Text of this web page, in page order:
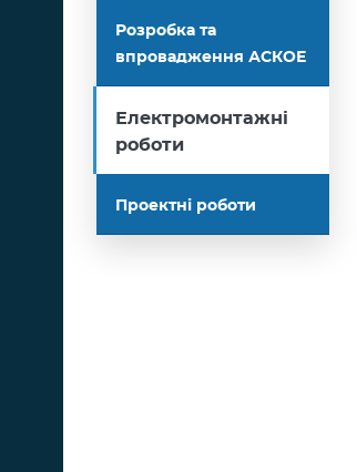
Розробка та
впровадження АСКОЕ
Електромонтажні
роботи
Проектні роботи